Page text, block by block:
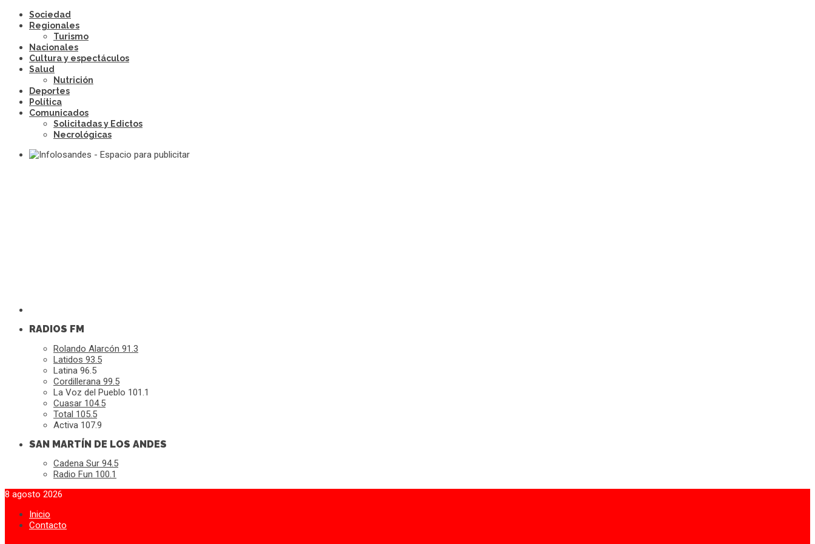
Sociedad
Regionales
Turismo
Nacionales
Cultura y espectáculos
Salud
Nutrición
Deportes
Política
Comunicados
Solicitadas y Edictos
Necrológicas
RADIOS FM
Rolando Alarcón 91.3
Latidos 93.5
Latina 96.5
Cordillerana 99.5
La Voz del Pueblo 101.1
Cuasar 104.5
Total 105.5
Activa 107.9
SAN MARTÍN DE LOS ANDES
Cadena Sur 94.5
Radio Fun 100.1
8 agosto 2026
Inicio
Contacto